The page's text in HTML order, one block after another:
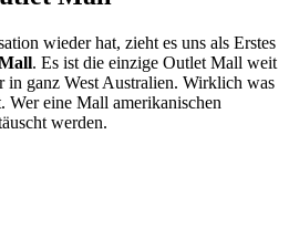
wieder hat, zieht es uns als Erstes
. Es ist die einzige Outlet Mall weit
in ganz West Australien. Wirklich was
Wer eine Mall amerikanischen
werden.